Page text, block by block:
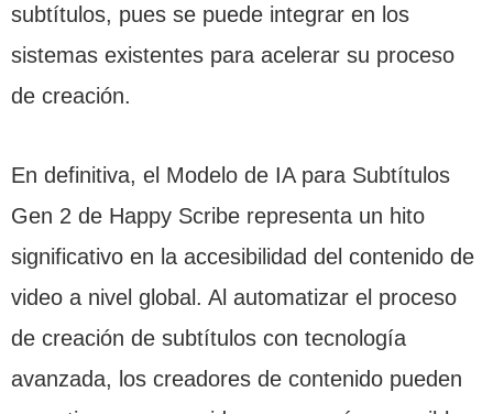
subtítulos, pues se puede integrar en los
sistemas existentes para acelerar su proceso
de creación.
En definitiva, el Modelo de IA para Subtítulos
Gen 2 de Happy Scribe representa un hito
significativo en la accesibilidad del contenido de
video a nivel global. Al automatizar el proceso
de creación de subtítulos con tecnología
avanzada, los creadores de contenido pueden